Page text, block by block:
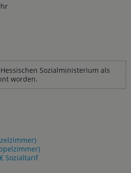
Sozialministerium als
worden.
Sozialtarif